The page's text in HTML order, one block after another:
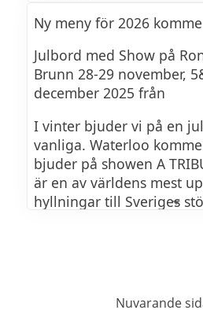
Ny meny för 2026
Julbord med Show på
Brunn 28-29 november,
december 2025 från
I vinter bjuder vi på en
vanliga. Waterloo
bjuder på showen A
är en av världens mest
hyllningar till Sveriges
Wembley, Royal Albert
Nuvarande